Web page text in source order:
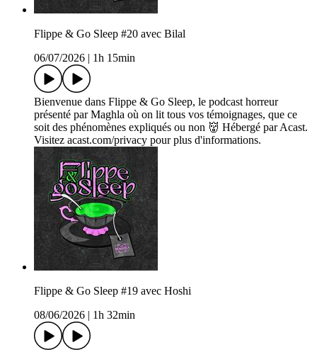
Flippe & Go Sleep #20 avec Bilal
06/07/2026
1h 15min
Bienvenue dans Flippe & Go Sleep, le podcast horreur
présenté par Maghla où on lit tous vos témoignages, que ce
soit des phénomènes expliqués ou non 👹 Hébergé par Acast.
Visitez acast.com/privacy pour plus d'informations.
Flippe & Go Sleep #19 avec Hoshi
08/06/2026
1h 32min